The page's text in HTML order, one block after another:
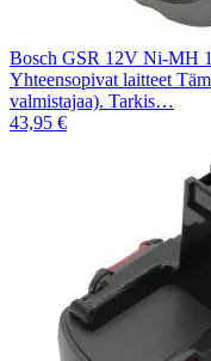
Bosch GSR 12V Ni-MH
Yhteensopivat laitteet
valmistajaa). Tarkis…
43,95 €